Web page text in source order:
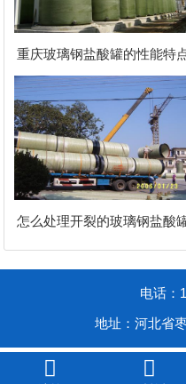
重庆玻璃钢盐酸罐的性能特
怎么处理开裂的玻璃钢盐酸
电话：
地址：河北省
 